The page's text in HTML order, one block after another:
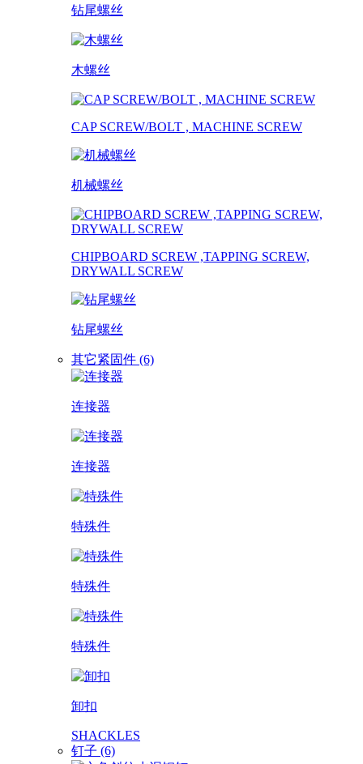
钻尾螺丝
木螺丝
CAP SCREW/BOLT , MACHINE SCREW
机械螺丝
CHIPBOARD SCREW ,TAPPING SCREW,
DRYWALL SCREW
钻尾螺丝
其它紧固件 (6)
连接器
连接器
特殊件
特殊件
特殊件
卸扣
SHACKLES
钉子 (6)